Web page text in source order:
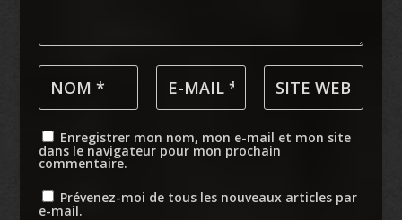
Enregistrer mon nom, mon e-mail et mon site
dans le navigateur pour mon prochain
commentaire.
Prévenez-moi de tous les nouveaux articles par
e-mail.